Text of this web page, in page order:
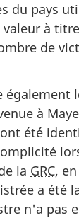
du pays
valeur à
de
également
à
été
la GRC,
a été
n'a pas